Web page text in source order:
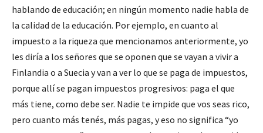
hablando de educación; en ningún momento nadie habla de
la calidad de la educación. Por ejemplo, en cuanto al
impuesto a la riqueza que mencionamos anteriormente, yo
les diría a los señores que se oponen que se vayan a vivir a
Finlandia o a Suecia y van a ver lo que se paga de impuestos,
porque allí se pagan impuestos progresivos: paga el que
más tiene, como debe ser. Nadie te impide que vos seas rico,
pero cuanto más tenés, más pagas, y eso no significa “yo